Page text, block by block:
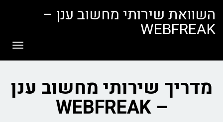
השוואת שירותי מחשוב ענן –
WEBFREAK
מדריך שירותי מחשוב ענן
– WEBFREAK